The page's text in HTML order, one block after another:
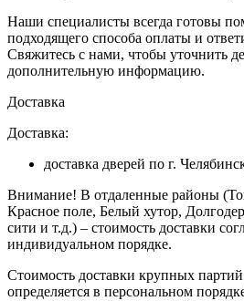
Наши специалисты всегда готовы
подходящего способа оплаты и
Свяжитесь с нами, чтобы уточнить
дополнительную информацию.
Доставка
Доставка:
доставка дверей по г.
Внимание! В отдаленные районы
Красное поле, Белый хутор,
сити и т.д.) – стоимость доставки
индивидуальном порядке.
Стоимость доставки крупных
определяется в персональном